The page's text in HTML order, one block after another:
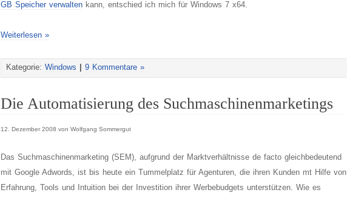
GB Speicher verwalten kann, entschied ich mich für Windows 7 x64.
Weiterlesen »
Kategorie: Windows 9 Kommentare »
Die Automatisierung des Suchmaschinenmarketings
12. Dezember 2008 von Wolfgang Sommergut
Das Suchmaschinenmarketing (SEM), aufgrund der Marktverhältnisse de facto gleichbedeutend
mit Google Adwords, ist bis heute ein Tummelplatz für Agenturen, die ihren Kunden mt Hilfe von
Erfahrung, Tools und Intuition bei der Investition ihrer Werbebudgets unterstützen. Wie es